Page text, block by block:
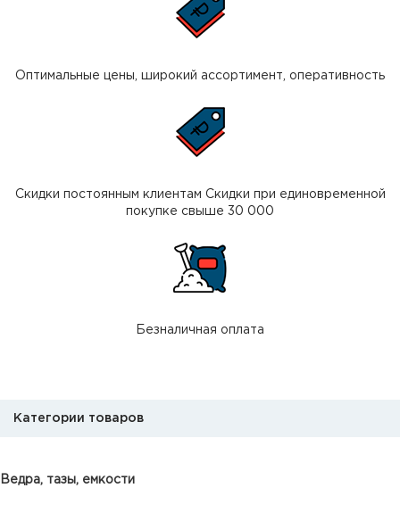
Оптимальные цены, широкий ассортимент, оперативность
Скидки постоянным клиентам Скидки при единовременной
покупке свыше 30 000
Безналичная оплата
Категории товаров
Ведра, тазы, емкости